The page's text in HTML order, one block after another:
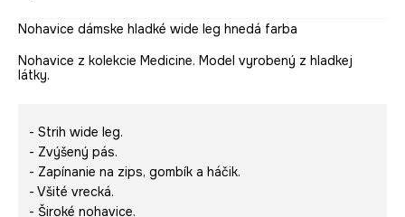
Nohavice dámske hladké wide leg hnedá farba
Nohavice z kolekcie Medicine. Model vyrobený z hladkej
látky.
- Strih wide leg.
- Zvýšený pás.
- Zapínanie na zips, gombík a háčik.
- Všité vrecká.
- Široké nohavice.